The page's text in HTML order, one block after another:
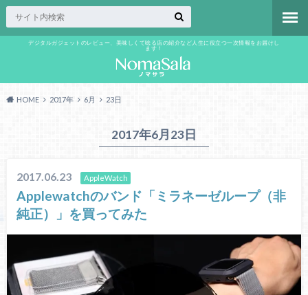
デジタルガジェットのレビュー、美味しくて唸る店の紹介など人生に役立つ一次情報をお届けし
ます！
HOME 2017年 6月 23日
2017年6月23日
2017.06.23 AppleWatch
Applewatchのバンド「ミラネーゼループ（非
純正）」を買ってみた